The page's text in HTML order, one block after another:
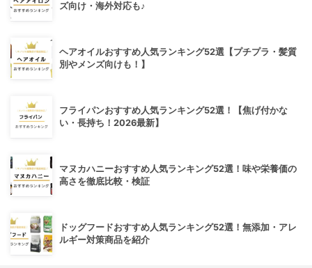
ズ向け・海外対応も♪
ヘアオイルおすすめ人気ランキング52選【プチプラ・髪質
別やメンズ向けも！】
フライパンおすすめ人気ランキング52選！【焦げ付かな
い・長持ち！2026最新】
マヌカハニーおすすめ人気ランキング52選！味や栄養価の
高さを徹底比較・検証
ドッグフードおすすめ人気ランキング52選！無添加・アレ
ルギー対策商品を紹介